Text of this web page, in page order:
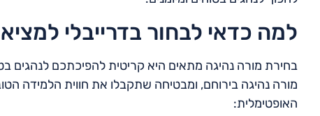
למה כדאי לבחור בדרייבלי
בחירת מורה נהיגה מתאים היא קריטית להפיכתכם לנהגים
מורה נהיגה בירוחם, ומבטיחה שתקבלו את חווית הלמידה
האופטימלית: